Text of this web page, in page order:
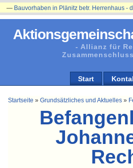
- Allianz für
Start
Plänitz betr. Herrenhaus - die Restaurierung
Startseite » Grundsätzliches und Aktuelles»